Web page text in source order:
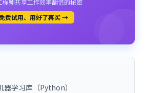
费试用、用好了再买 →
学习库（Python）